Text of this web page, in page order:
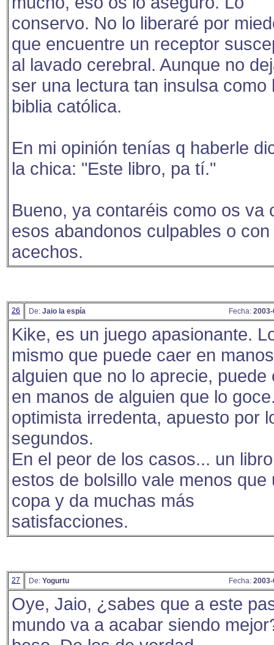
conservo. No lo liberaré por
que encuentre un receptor
al lavado cerebral. Aunque no
ser una lectura tan insulsa como
biblia católica.
En mi opinión tenías q haberle
la chica: "Este libro, pa tí."
Bueno, ya contaréis como os va
esos abandonos culpables o con
acechos.
26 De: Jaio la espía Fecha:
Kike, es un juego apasionante.
mismo que puede caer en
alguien que no lo aprecie, puede
en manos de alguien que lo
optimista irredenta, apuesto por
segundos.
En el peor de los casos... un
estos de bolsillo vale menos que
copa y da muchas más
satisfacciones.
27 De: Yogurtu Fecha:
Oye, Jaio, ¿sabes que a este
mundo va a acabar siendo